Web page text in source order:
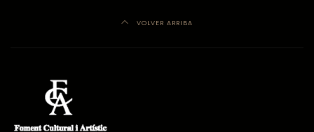
VOLVER ARRIBA